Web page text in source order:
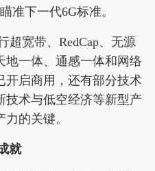
准下一代6G标准。
超宽带、RedCap、无源
地一体、通感一体和网络
开启商用，还有部分技术
技术与低空经济等新型产
的关键。
就